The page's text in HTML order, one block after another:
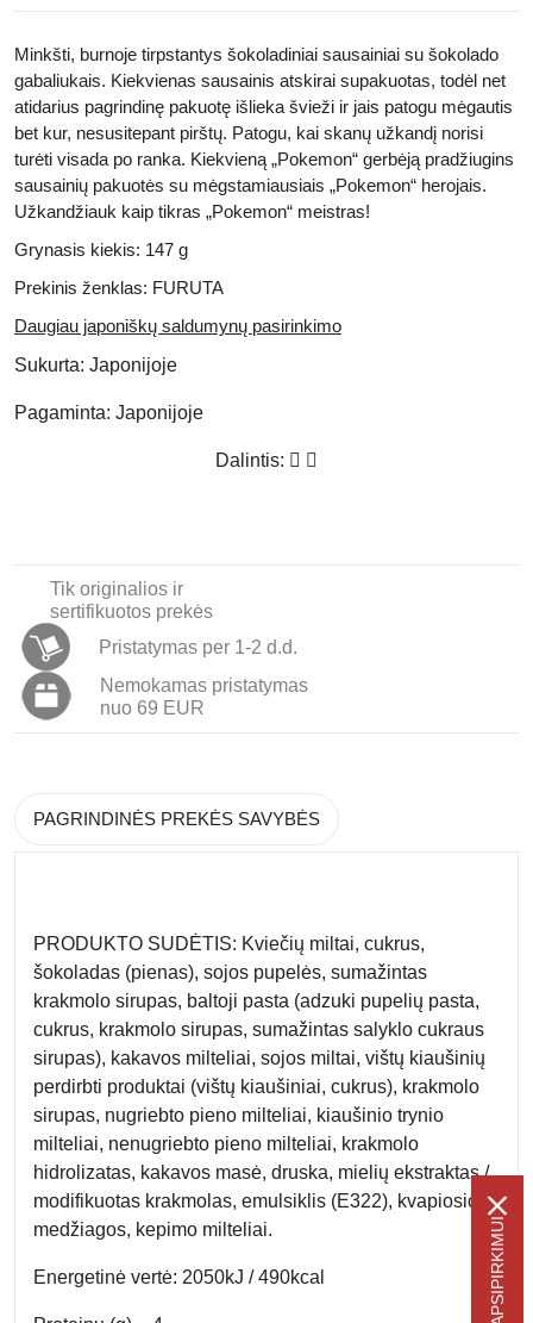
Minkšti, burnoje tirpstantys šokoladiniai sausainiai su šokolado
gabaliukais. Kiekvienas sausainis atskirai supakuotas, todėl net
atidarius pagrindinę pakuotę išlieka švieži ir jais patogu mėgautis
bet kur, nesusitepant pirštų. Patogu, kai skanų užkandį norisi
turėti visada po ranka. Kiekvieną „Pokemon“ gerbėją pradžiugins
sausainių pakuotės su mėgstamiausiais „Pokemon“ herojais.
Užkandžiauk kaip tikras „Pokemon“ meistras!
Grynasis kiekis: 147 g
Prekinis ženklas: FURUTA
Daugiau japoniškų saldumynų pasirinkimo
Sukurta: Japonijoje
Pagaminta: Japonijoje
Dalintis:
Tik originalios ir
sertifikuotos prekės
Pristatymas per 1-2 d.d.
Nemokamas pristatymas
nuo 69 EUR
PAGRINDINĖS PREKĖS SAVYBĖS
PRODUKTO SUDĖTIS: Kviečių miltai, cukrus,
šokoladas (pienas), sojos pupelės, sumažintas
krakmolo sirupas, baltoji pasta (adzuki pupelių pasta,
cukrus, krakmolo sirupas, sumažintas salyklo cukraus
sirupas), kakavos milteliai, sojos miltai, vištų kiaušinių
perdirbti produktai (vištų kiaušiniai, cukrus), krakmolo
sirupas, nugriebto pieno milteliai, kiaušinio trynio
milteliai, nenugriebto pieno milteliai, krakmolo
hidrolizatas, kakavos masė, druska, mielių ekstraktas /
modifikuotas krakmolas, emulsiklis (E322), kvapiosios
medžiagos, kepimo milteliai.
Energetinė vertė: 2050kJ / 490kcal